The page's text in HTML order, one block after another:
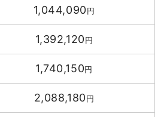
1,044,090円
1,392,120円
1,740,150円
2,088,180円